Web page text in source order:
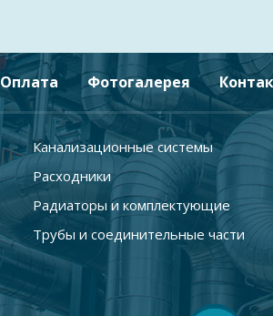
Оплата Фотогалерея
Канализационные системы
Расходники
Радиаторы и комплектующие
Трубы и соединительные части